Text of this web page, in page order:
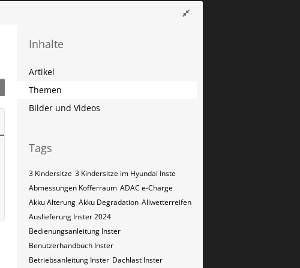
Inhalte
Artikel
Themen
Bilder und Videos
Tags
3 Kindersitze 3 Kindersitze im Hyundai Inste
Abmessungen Kofferraum ADAC e-Charge
Akku Alterung Akku Degradation Allwetterreifen
Auslieferung Inster 2024
Bedienungsanleitung Inster
Benutzerhandbuch Inster
Betriebsanleitung Inster Dachlast Inster